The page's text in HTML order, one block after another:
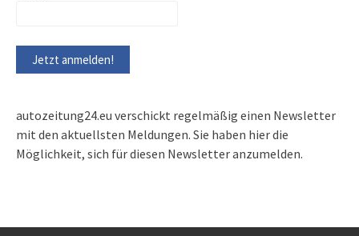
autozeitung24.eu verschickt regelmäßig einen Newsletter
mit den aktuellsten Meldungen. Sie haben hier die
Möglichkeit, sich für diesen Newsletter anzumelden.